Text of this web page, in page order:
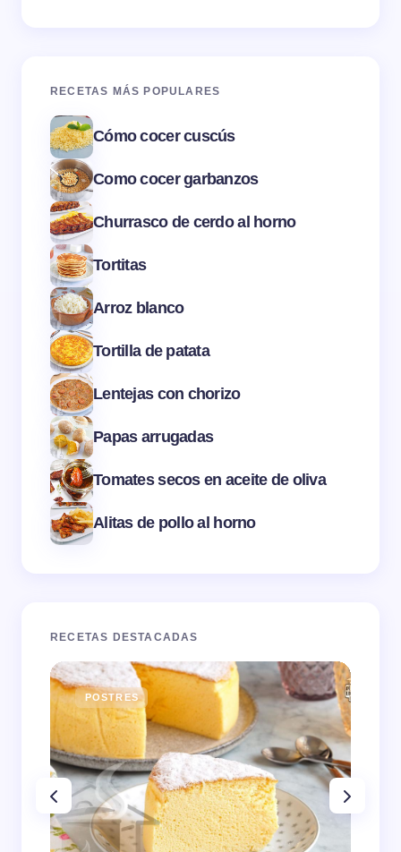
RECETAS MÁS POPULARES
Cómo cocer cuscús
Como cocer garbanzos
Churrasco de cerdo al horno
Tortitas
Arroz blanco
Tortilla de patata
Lentejas con chorizo
Papas arrugadas
Tomates secos en aceite de oliva
Alitas de pollo al horno
RECETAS DESTACADAS
POSTRES